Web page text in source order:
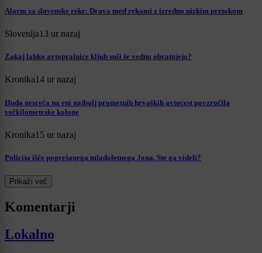
Alarm za slovenske reke: Drava med rekami z izredno nizkim pretokom
Slovenija13 ur nazaj
Zakaj lahko avtopralnice kljub suši še vedno obratujejo?
Kronika14 ur nazaj
Huda nesreča na eni najbolj prometnih hrvaških avtocest povzročila
večkilometrske kolone
Kronika15 ur nazaj
Policija išče pogrešanega mladoletnega Jona. Ste ga videli?
Prikaži več
Komentarji
Lokalno